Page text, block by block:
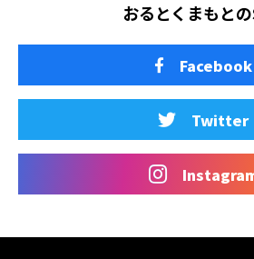
おるとくまもと
Facebook
Twitter